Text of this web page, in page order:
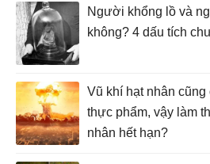
Người khổng lồ và
không? 4 dấu tích
Vũ khí hạt nhân
thực phẩm, vậy làm
nhân hết hạn?